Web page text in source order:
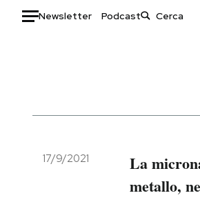
Newsletter Podcast
Italia
Politica
Moda
Ok
17/9/2021
La
metallo,